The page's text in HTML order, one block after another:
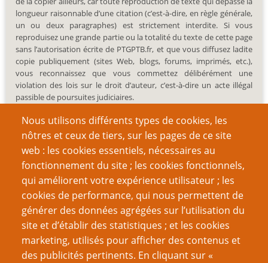
Nous utilisons différents types de cookies, les
nôtres et ceux de tiers, sur les pages de ce site
web : les cookies essentiels, nécessaires au
fonctionnement du site ; les cookies fonctionnels,
qui améliorent votre expérience utilisateur ; les
cookies de performance, qui nous permettent de
générer des données agrégées sur l’utilisation du
site et d’établir des statistiques ; et les cookies
marketing, utilisés pour afficher des contenus et
des publicités pertinents. En cliquant sur «
longueur raisonnable d’une citation (c’est-à-dire, en règle générale,
un ou deux paragraphes) est strictement interdite. Si vous
reproduisez une grande partie ou la totalité du texte de cette page
sans l’autorisation écrite de PTGPTB.fr, et que vous diffusez ladite
copie publiquement (sites Web, blogs, forums, imprimés, etc.),
vous reconnaissez que vous commettez délibérément une
violation des lois sur le droit d’auteur, c’est-à-dire un acte illégal
passible de poursuites judiciaires.
Recherche
Nom d'utilisateur